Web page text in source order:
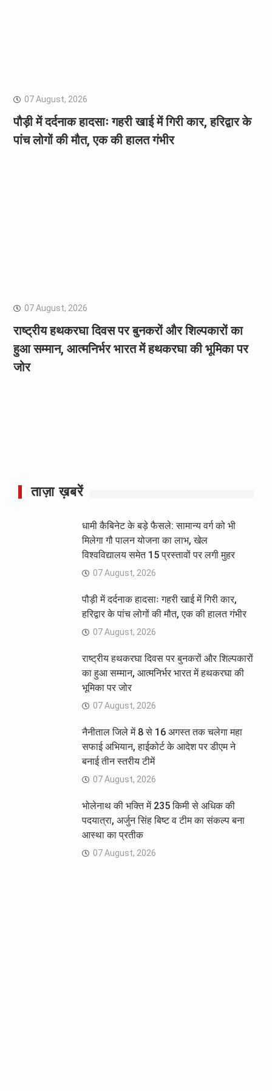
07 August, 2026
पौड़ी में दर्दनाक हादसाः गहरी खाई में गिरी कार, हरिद्वार के
पांच लोगों की मौत, एक की हालत गंभीर
07 August, 2026
राष्ट्रीय हथकरघा दिवस पर बुनकरों और शिल्पकारों का
हुआ सम्मान, आत्मनिर्भर भारत में हथकरघा की भूमिका पर
जोर
ताज़ा ख़बरें
धामी कैबिनेट के बड़े फैसले: सामान्य वर्ग को भी
मिलेगा गौ पालन योजना का लाभ, खेल
विश्वविद्यालय समेत 15 प्रस्तावों पर लगी मुहर
07 August, 2026
पौड़ी में दर्दनाक हादसाः गहरी खाई में गिरी कार,
हरिद्वार के पांच लोगों की मौत, एक की हालत गंभीर
07 August, 2026
राष्ट्रीय हथकरघा दिवस पर बुनकरों और शिल्पकारों
का हुआ सम्मान, आत्मनिर्भर भारत में हथकरघा की
भूमिका पर जोर
07 August, 2026
नैनीताल जिले में 8 से 16 अगस्त तक चलेगा महा
सफाई अभियान, हाईकोर्ट के आदेश पर डीएम ने
बनाई तीन स्तरीय टीमें
07 August, 2026
भोलेनाथ की भक्ति में 235 किमी से अधिक की
पदयात्रा, अर्जुन सिंह बिष्ट व टीम का संकल्प बना
आस्था का प्रतीक
07 August, 2026